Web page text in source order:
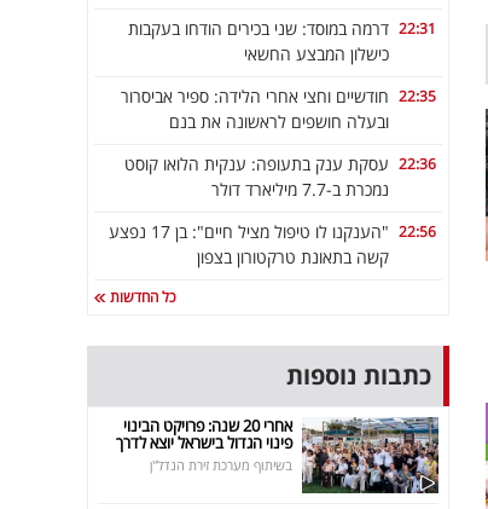
22:31 דרמה במוסד: שני בכירים הודחו בעקבות
כישלון המבצע החשאי
22:35 חודשיים וחצי אחרי הלידה: ספיר אביסרור
ובעלה חושפים לראשונה את בנם
22:36 עסקת ענק בתעופה: ענקית הלואו קוסט
נמכרת ב-7.7 מיליארד דולר
22:56
"הענקנו לו טיפול מציל חיים": בן 17 נפצע
קשה בתאונת טרקטורון בצפון
כל החדשות
כתבות נוספות
אחרי 20 שנה: פרויקט הבינוי
פינוי הגדול בישראל יוצא לדרך
בשיתוף מערכת זירת הנדל"ן